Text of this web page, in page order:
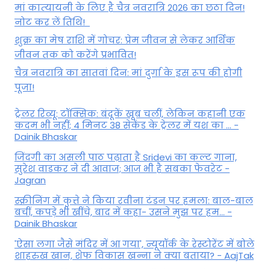
मां कात्‍यायनी के लिए है चैत्र नवरात्रि 2026 का छठा दिन!
नोट कर लें तिथि!
शुक्र का मेष राशि में गोचर: प्रेम जीवन से लेकर आर्थिक
जीवन तक को करेंगे प्रभावित!
चैत्र नवरात्रि का सातवां दिन: मां दुर्गा के इस रूप की होगी
पूजा!
ट्रेलर रिव्यू: टॉक्सिक: बंदूकें खूब चलीं, लेकिन कहानी एक
कदम भी नहीं; 4 मिनट 38 सेकेंड के ट्रेलर में यश का ... -
Dainik Bhaskar
जिंदगी का असली पाठ पढ़ाता है Sridevi का कल्ट गाना,
सुरेश वाडकर ने दी आवाज; आज भी है सबका फेवरेट -
Jagran
स्क्रीनिंग में कुत्ते ने किया रवीना टंडन पर हमला: बाल-बाल
बचीं, कपड़े भी खींचे, बाद में कहा- उसने मुझ पर हम... -
Dainik Bhaskar
'ऐसा लगा जैसे मंदिर में आ गया', न्यूयॉर्क के रेस्टोरेंट में बोले
शाहरुख खान, शेफ विकास खन्ना ने क्या बताया? - AajTak